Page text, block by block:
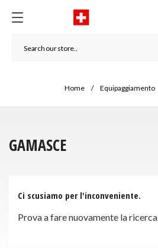
Home Equipaggiamento
GAMASCE
Ci scusiamo per l'inconveniente.
Prova a fare nuovamente la ricerca